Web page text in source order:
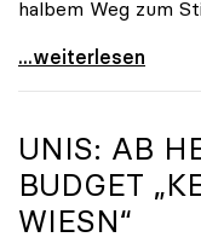
halbem Weg zum
Seidler: „Der
...weiterlesen
UNIS: AB
BUDGET
WIESN“